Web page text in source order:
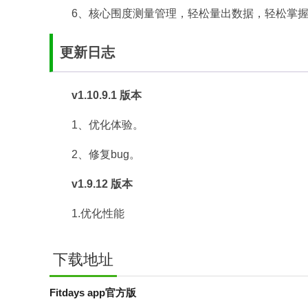
6、核心围度测量管理，轻松量出数据，轻松掌
更新日志
v1.10.9.1 版本
1、优化体验。
2、修复bug。
v1.9.12 版本
1.优化性能
下载地址
Fitdays app官方版